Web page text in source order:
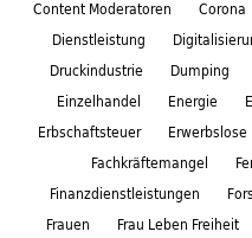
Content Moderatoren
Corona
Dienstleistung
Druckindustrie
Dumping
Einzelhandel
Energie
Erbschaftsteuer
Erwerbslose
Fachkräftemangel
Finanzdienstleistungen
Frauen
Frau Leben Freiheit